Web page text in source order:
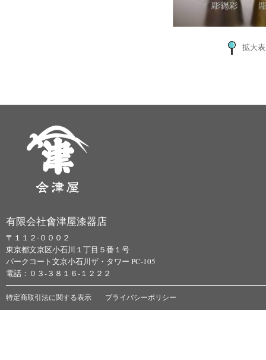
拡大
有限会社會津屋漆器店
〒１１２-０００２
東京都文京区小石川１丁目５番１号
パークコート文京小石川ザ・タワー PC-105
電話：０３-３８１６-１２２２
特定商取引法に関する表示 プライバシーポリシー